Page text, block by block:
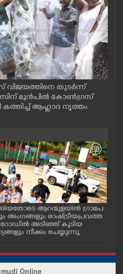
വിജയത്തിനെ തുടർന്ന്
മുൻപിൽ കോൺഗ്രസ്
കത്തിച്ച് ആഹ്ളാദ നൃത്തം
ആറന്മുളയിൽ ഗ്രാമപ
അംഗങ്ങളും രാഷ്ട്രീയപ്രവത്ത
അടിഞ്ഞ് കൂടിയ
നീക്കം ചെയ്യുന്നു.
Online